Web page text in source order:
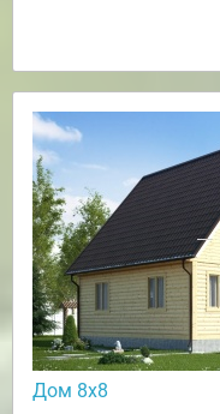
Дом 8х8